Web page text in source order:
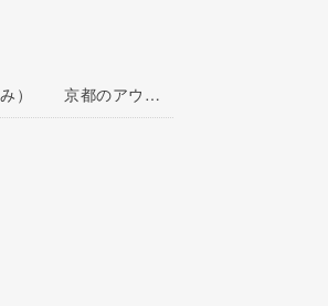
9月スケジュール（営業時間、休み） 京都のアウトドア用品とセレクトアパレルショップ- マウンテンハイ